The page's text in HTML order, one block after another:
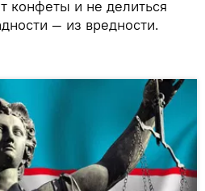
конфеты и не делиться
— из вредности.